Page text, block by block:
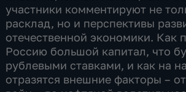
участники комментируют не
расклад, но и перспективы
отечественной экономики. Как
Россию большой капитал, что
рублевыми ставками, и как на
отразятся внешние факторы –